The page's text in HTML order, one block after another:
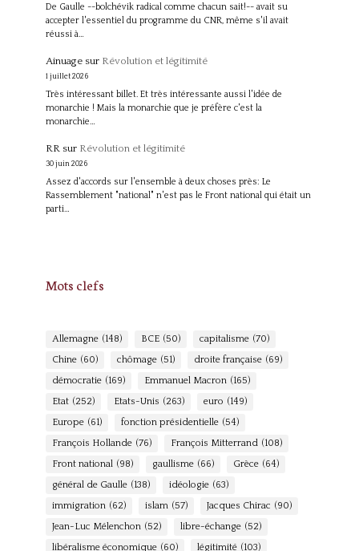
De Gaulle --bolchévik radical comme chacun sait!-- avait su
accepter l'essentiel du programme du CNR, même s'il avait
réussi à…
Ainuagesur Révolution et légitimité
1 juillet 2026
Très intéressant billet. Et très intéressante aussi l'idée de
monarchie ! Mais la monarchie que je préfère c'est la
monarchie…
RR sur Révolution et légitimité
30 juin 2026
Assez d'accords sur l'ensemble à deux choses près: Le
Rassemblement "national" n'est pas le Front national qui était un
parti…
Mots clefs
Allemagne (148) BCE (50) capitalisme (70)
Chine (60) chômage (51) droite française (69)
démocratie (169) Emmanuel Macron (165)
Etat (252) Etats-Unis (263) euro (149)
Europe (61) fonction présidentielle (54)
François Hollande (76) François Mitterrand (108)
Front national (98) gaullisme (66) Grèce (64)
général de Gaulle (138) idéologie (63)
immigration (62) islam (57) Jacques Chirac (90)
Jean-Luc Mélenchon (52) libre-échange (52)
libéralisme économique (60) légitimité (103)